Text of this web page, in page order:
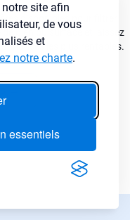
site afin
de vous
et
notre charte.
essentiels
disponibles pour filtrer
de bien ou surface et laissez
les plus rentables.